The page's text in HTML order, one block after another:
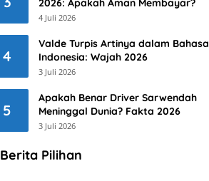
2026: Apakah Aman Membayar?
4 Juli 2026
4
Valde Turpis Artinya dalam Bahasa
Indonesia: Wajah 2026
3 Juli 2026
5
Apakah Benar Driver Sarwendah
Meninggal Dunia? Fakta 2026
3 Juli 2026
Berita Pilihan